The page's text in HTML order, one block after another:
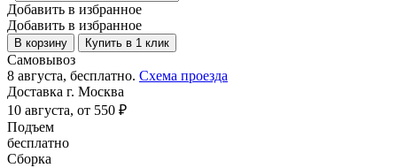
Добавить в избранное
Добавить в избранное
В корзину Купить в 1 клик
Самовывоз
8 августа, бесплатно. Схема проезда
Доставка г. Москва
10 августа, от 550 ₽
Подъем
бесплатно
Сборка